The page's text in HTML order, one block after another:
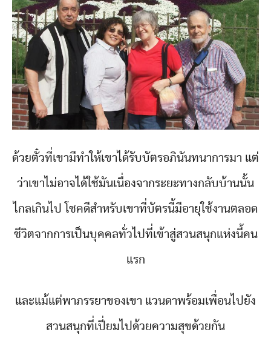
ด้วยตั๋วที่เขามีทำให้เขาได้รับบัตรอภินันทนาการมา แต่
ว่าเขาไม่อาจได้ใช้มันเนื่องจากระยะทางกลับบ้านนั้น
ไกลเกินไป โชคดีสำหรับเขาที่บัตรนี้มีอายุใช้งานตลอด
ชีวิตจากการเป็นบุคคลทั่วไปที่เข้าสู่สวนสนุกแห่งนี้คน
แรก
และแม้แต่พาภรรยาของเขา แวนดาพร้อมเพื่อนไปยัง
สวนสนุกที่เปี่ยมไปด้วยความสุขด้วยกัน